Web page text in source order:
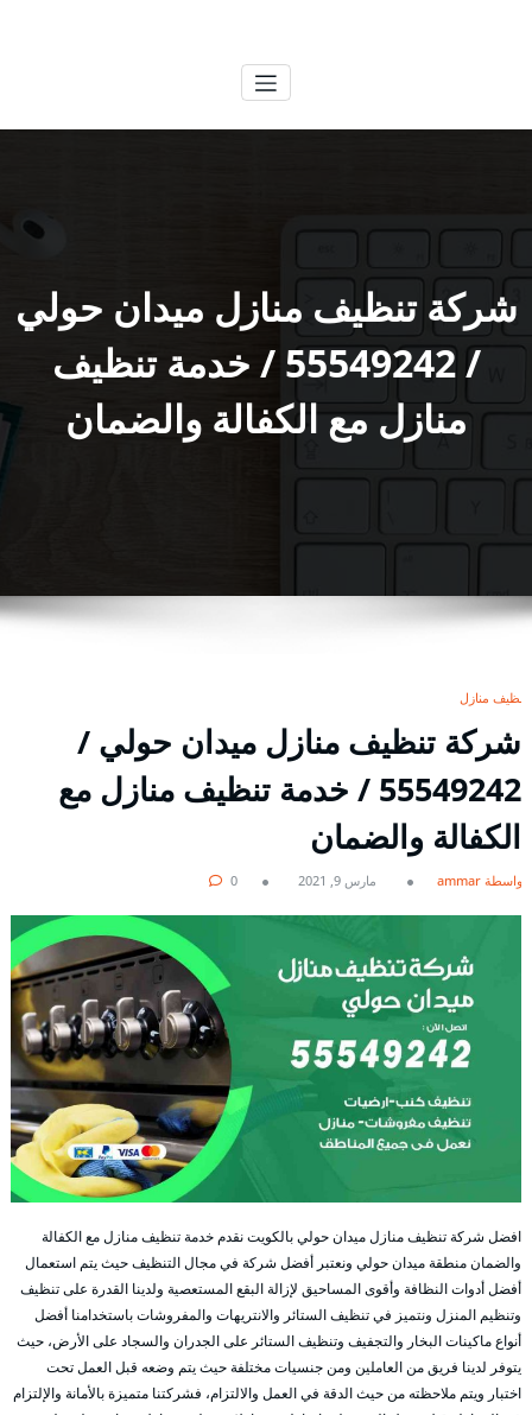
شركة تنظيف منازل ميدان حولي
/ 55549242 / خدمة تنظيف
منازل مع الكفالة والضمان
تنظيف منازل
شركة تنظيف منازل ميدان حولي /
55549242 / خدمة تنظيف منازل مع
الكفالة والضمان
بواسطة ammar مارس 9, 2021 0
افضل شركة تنظيف منازل ميدان حولي بالكويت نقدم خدمة تنظيف منازل مع الكفالة
والضمان منطقة ميدان حولي ونعتبر أفضل شركة في مجال التنظيف حيث يتم استعمال
أفضل أدوات النظافة وأقوى المساحيق لإزالة البقع المستعصية ولدينا القدرة على تنظيف
وتنظيم المنزل ونتميز في تنظيف الستائر والانتريهات والمفروشات باستخدامنا أفضل
أنواع ماكينات البخار والتجفيف وتنظيف الستائر على الجدران والسجاد على الأرض، حيث
يتوفر لدينا فريق من العاملين ومن جنسيات مختلفة حيث يتم وضعه قبل العمل تحت
اختبار ويتم ملاحظته من حيث الدقة في العمل والالتزام، فشركتنا متميزة بالأمانة والإلتزام